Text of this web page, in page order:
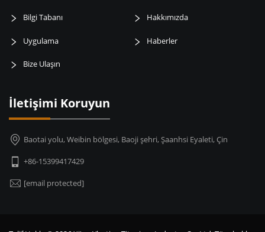
Bilgi Tabanı Hakkımızda
Uygulama Haberler
Bize Ulaşın
İletişimi Koruyun
Baotai yolu, Weibin bölgesi, Baoji şehri, Şaanhsi Eyaleti, Çin
+86-15399417429
[email protected]